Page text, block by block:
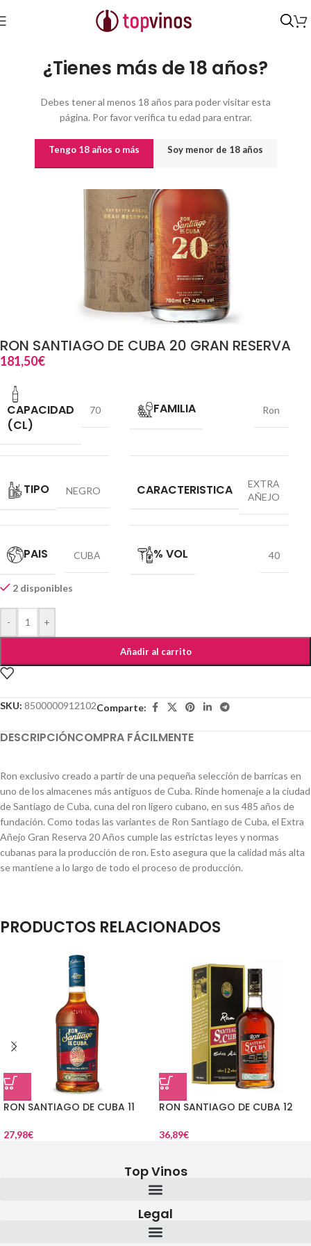
¿Tienes más de 18 años?
Debes tener al menos 18 años para poder visitar esta
página. Por favor verifica tu edad para entrar.
Tengo 18 años o más Soy menor de 18 años
Inicio Destilados y licores
RON SANTIAGO DE CUBA 20 GRAN RESERVA
181,50€
CAPACIDAD
(CL)
70 FAMILIA Ron
TIPO NEGRO CARACTERISTICA
EXTRA
AÑEJO
PAIS CUBA % VOL 40
2 disponibles
- +
Añadir al carrito
SKU: 8500000912102Comparte:
DESCRIPCIÓNCOMPRA FÁCILMENTE
Ron exclusivo creado a partir de una pequeña selección de barricas en
uno de los almacenes más antiguos de Cuba. Rinde homenaje a la ciudad
de Santiago de Cuba, cuna del ron ligero cubano, en sus 485 años de
fundación. Como todas las variantes de Ron Santiago de Cuba, el Extra
Añejo Gran Reserva 20 Años cumple las estrictas leyes y normas
cubanas para la producción de ron. Esto asegura que la calidad más alta
se mantiene a lo largo de todo el proceso de producción.
PRODUCTOS RELACIONADOS
RON SANTIAGO DE CUBA 11
27,98€
RON SANTIAGO DE CUBA 12
36,89€
Top Vinos
Legal